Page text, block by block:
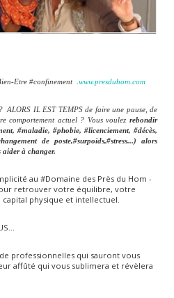
Etre #confinement . www.presduhom.com
ALORS IL EST TEMPS de faire une pause, de
comportement actuel ? Vous voulez rebondir
#maladie, #phobie, #licenciement, #décès,
de poste,#surpoids,#stress...) alors
aider à changer.
au #Domaine des Près du Hom -
retrouver votre équilibre, votre
physique et intellectuel.
professionnelles qui sauront vous
affûté qui vous sublimera et révèlera